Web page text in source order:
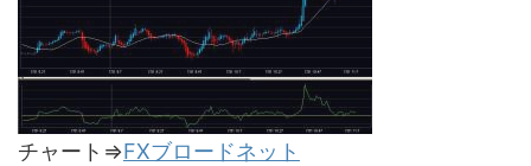
チャート⇒FXブロードネット